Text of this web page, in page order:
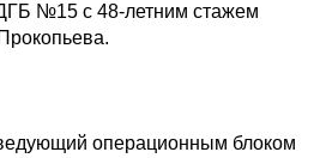
№15 с 48-летним стажем
операционным блоком